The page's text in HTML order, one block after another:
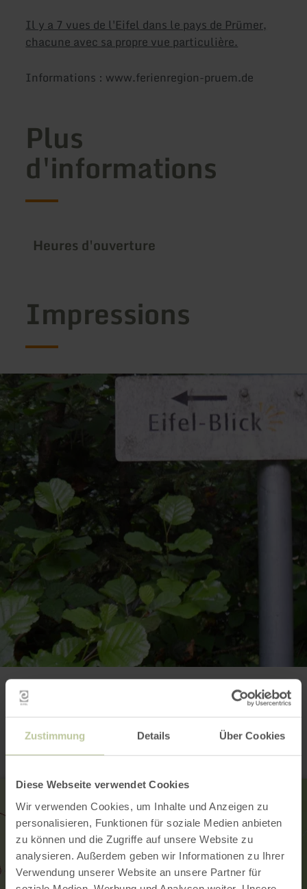
Zustimmung Details Über Cookies
Diese Webseite verwendet Cookies
Wir verwenden Cookies, um Inhalte und Anzeigen zu
personalisieren, Funktionen für soziale Medien anbieten
zu können und die Zugriffe auf unsere Website zu
analysieren. Außerdem geben wir Informationen zu Ihrer
Verwendung unserer Website an unsere Partner für
Il y a 7 vues de l'Eifel dans le pays de Prümer,
chacune avec sa propre vue particulière.
Informations : www.ferienregion-pruem.de
Plus
d'informations
Heures d'ouverture
Impressions
Contact